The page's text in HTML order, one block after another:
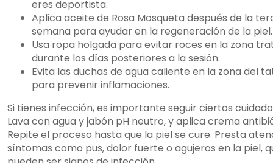
eres deportista.
Aplica aceite de Rosa Mosqueta después de la
semana para ayudar en la regeneración de la piel.
Usa ropa holgada para evitar roces en la zona
durante los días posteriores a la sesión.
Evita las duchas de agua caliente en la zona del
para prevenir inflamaciones.
Si tienes infección, es importante seguir ciertos
Lava con agua y jabón pH neutro, y aplica crema
Repite el proceso hasta que la piel se cure. Presta
síntomas como pus, dolor fuerte o agujeros en la piel,